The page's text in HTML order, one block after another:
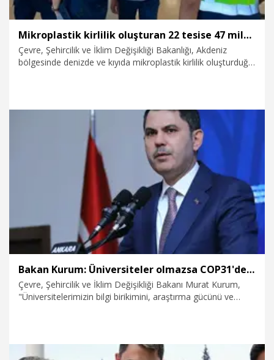
Mikroplastik kirlilik oluşturan 22 tesise 47 milyon TL ceza
Çevre, Şehircilik ve İklim Değişikliği Bakanlığı, Akdeniz
bölgesinde denizde ve kıyıda mikroplastik kirlilik oluşturduğu
Gündem
Bakan Kurum: Üniversiteler olmazsa COP31'de süreklilik sağlayamayız
Çevre, Şehircilik ve İklim Değişikliği Bakanı Murat Kurum,
"Üniversitelerimizin bilgi birikimini, araştırma gücünü ve
dedi.